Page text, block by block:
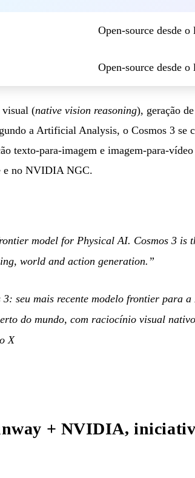
Open-source desde o
Open-source desde o
visual (native vision reasoning), geração
a Artificial Analysis, o Cosmos 3 se
texto-para-imagem e imagem-para-
e no NVIDIA NGC.
model for Physical AI. Cosmos 3 is
world and action generation.”
seu mais recente modelo frontier para
do mundo, com raciocínio visual
X
+ NVIDIA,